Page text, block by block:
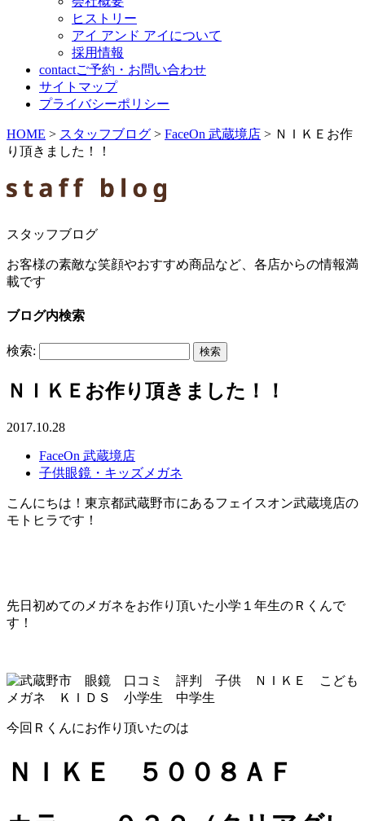
ヒストリー
アイ アンド アイについて
採用情報
contactご予約・お問い合わせ
サイトマップ
プライバシーポリシー
HOME > スタッフブログ > FaceOn 武蔵境店 > ＮＩＫＥお作
り頂きました！！
スタッフブログ
お客様の素敵な笑顔やおすすめ商品など、各店からの情報満
載です
ブログ内検索
検索:
ＮＩＫＥお作り頂きました！！
2017.10.28
FaceOn 武蔵境店
子供眼鏡・キッズメガネ
こんにちは！東京都武蔵野市にあるフェイスオン武蔵境店の
モトヒラです！
先日初めてのメガネをお作り頂いた小学１年生のＲくんで
す！
今回Ｒくんにお作り頂いたのは
ＮＩＫＥ ５００８ＡＦ